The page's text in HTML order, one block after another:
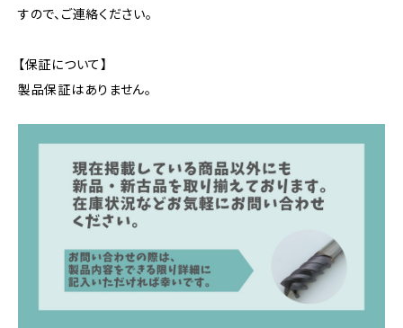
すので、ご連絡ください。
【保証について】
製品保証はありません。